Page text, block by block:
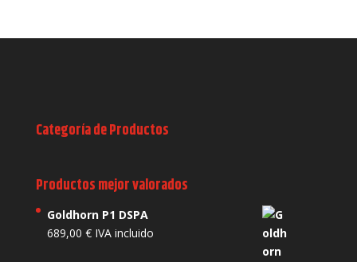
Categoría de Productos
Productos mejor valorados
Goldhorn P1 DSPA
689,00 € IVA incluido